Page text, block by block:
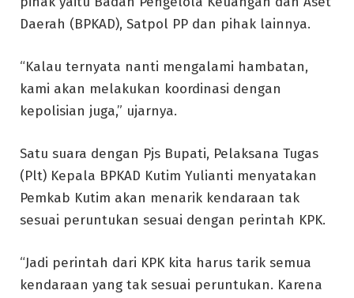
Daerah (BPKAD), Satpol PP dan pihak lainnya.
“Kalau ternyata nanti mengalami hambatan,
kami akan melakukan koordinasi dengan
kepolisian juga,” ujarnya.
Satu suara dengan Pjs Bupati, Pelaksana Tugas
(Plt) Kepala BPKAD Kutim Yulianti menyatakan
Pemkab Kutim akan menarik kendaraan tak
sesuai peruntukan sesuai dengan perintah KPK.
“Jadi perintah dari KPK kita harus tarik semua
kendaraan yang tak sesuai peruntukan. Karena